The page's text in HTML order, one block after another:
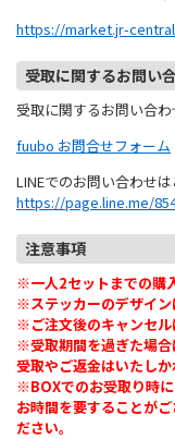
https://market.jr-
受取に関するお問い
受取に関するお問い合
fuubo お問合せフォーム
LINEでのお問い合わせは
https://page.line.me/
注意事項
※一人2セットまでの購
※ステッカーのデザイン
※ご注文後のキャンセル
※受取期間を過ぎた場
受取やご返金はいたしか
※BOXでのお受取り時
お時間を要することが
ださい。